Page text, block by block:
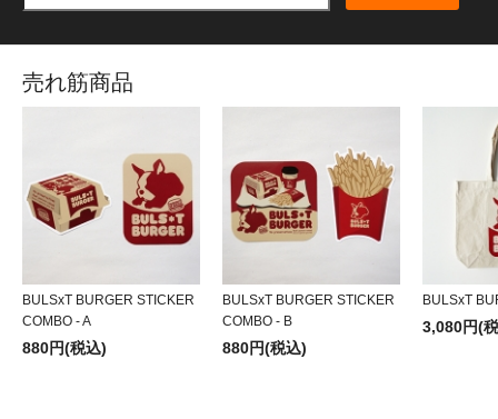
売れ筋商品
BULSxT BURGER STICKER
COMBO - A
880円(税込)
BULSxT BURGER STICKER
COMBO - B
880円(税込)
BULSxT
3,080円(